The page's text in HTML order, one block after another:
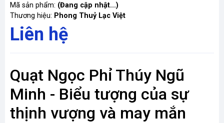
Mã sản phẩm: (Đang cập nhật...)
Thương hiệu: Phong Thuỷ Lạc Việt
Liên hệ
Quạt Ngọc Phỉ Thúy Ngũ
Minh - Biểu tượng của sự
thịnh vượng và may mắn